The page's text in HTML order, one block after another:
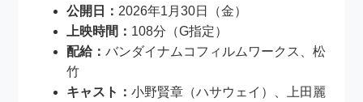
公開日： 2026年1月30日（金）
上映時間： 108分（G指定）
配給：バンダイナムコフィルムワークス、松
竹
キャスト：小野賢章（ハサウェイ）、上田麗